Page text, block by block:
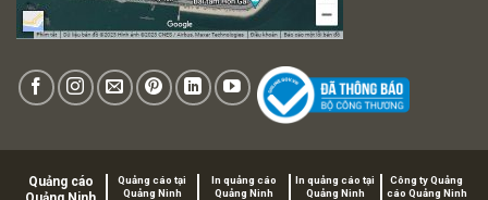
Quảng cáo
Quảng cáo tại
Quảng Ninh
In quảng cáo
Quảng Ninh
In quảng cáo tại
Quảng Ninh
Công ty Quảng
cáo Quảng Ninh